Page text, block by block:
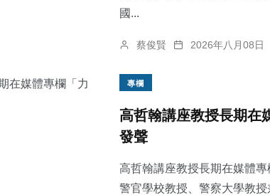
國...
蔡俊賢 2026年八月08日
專欄
高哲翰講座教授長期在
發聲
高哲翰講座教授長期在媒體
警官學校教授、警察大學教